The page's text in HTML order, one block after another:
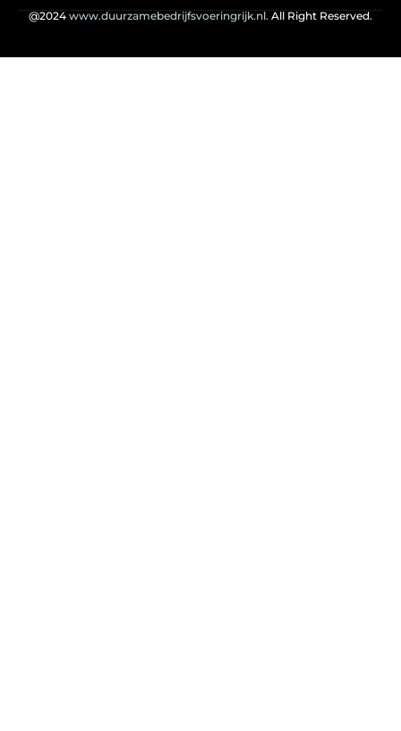
@2024www.duurzamebedrijfsvoeringrijk.nl.All Right Reserved.